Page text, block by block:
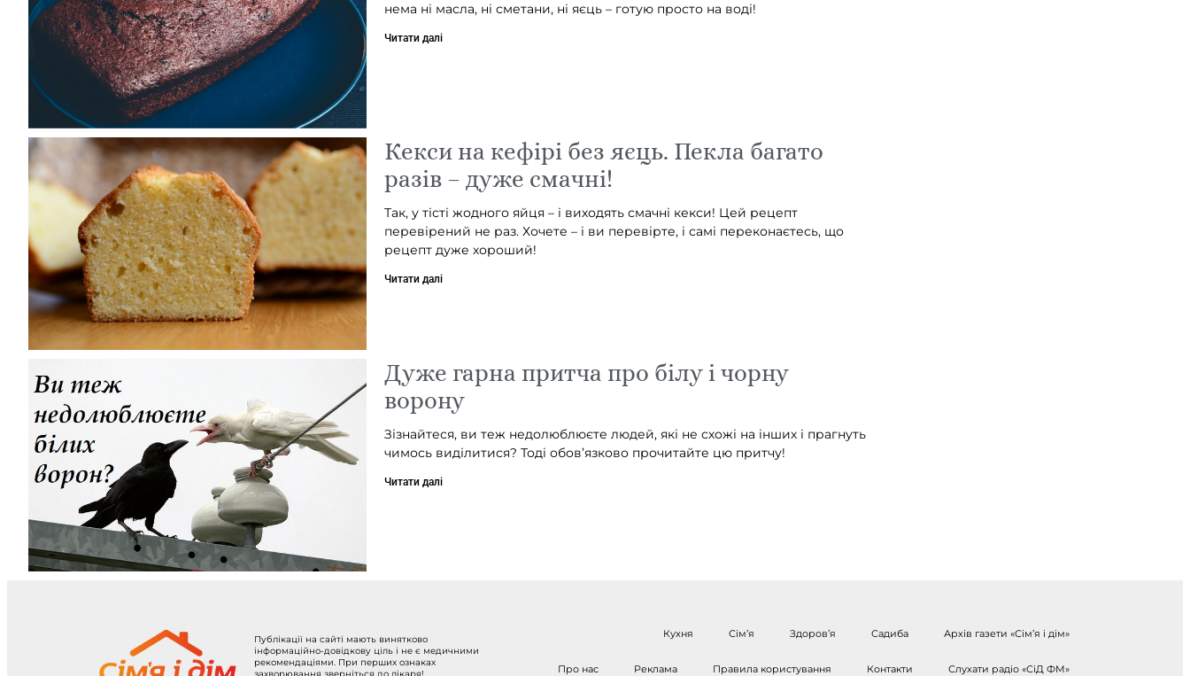
нема ні масла, ні сметани, ні яєць – готую просто на воді!
Читати далі
Кекси на кефірі без яєць. Пекла багато
разів – дуже смачні!
Так, у тісті жодного яйця – і виходять смачні кекси! Цей рецепт
перевірений не раз. Хочете – і ви перевірте, і самі переконаєтесь, що
рецепт дуже хороший!
Читати далі
Дуже гарна притча про білу і чорну
ворону
Зізнайтеся, ви теж недолюблюєте людей, які не схожі на інших і прагнуть
чимось виділитися? Тоді обов’язково прочитайте цю притчу!
Читати далі
Публікації на сайті мають винятково
інформаційно-довідкову ціль і не є медичними
рекомендаціями. При перших ознаках
Кухня Сім’я Здоров’я Садиба Архів газети «Сім’я і дім»
Про нас Реклама Правила користування Контакти Слухати радіо «СіД ФМ»